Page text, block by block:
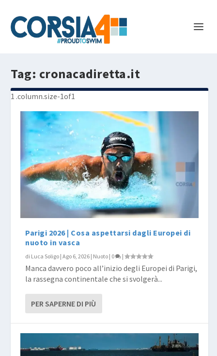
Tag: cronacadiretta.it
Parigi 2026 | Cosa aspettarsi dagli Europei di
nuoto in vasca
di Luca Soligo |Ago 6, 2026 | Nuoto | 0 |
Manca davvero poco all’inizio degli Europei di Parigi,
la rassegna continentale che si svolgerà...
PER SAPERNE DI PIÙ